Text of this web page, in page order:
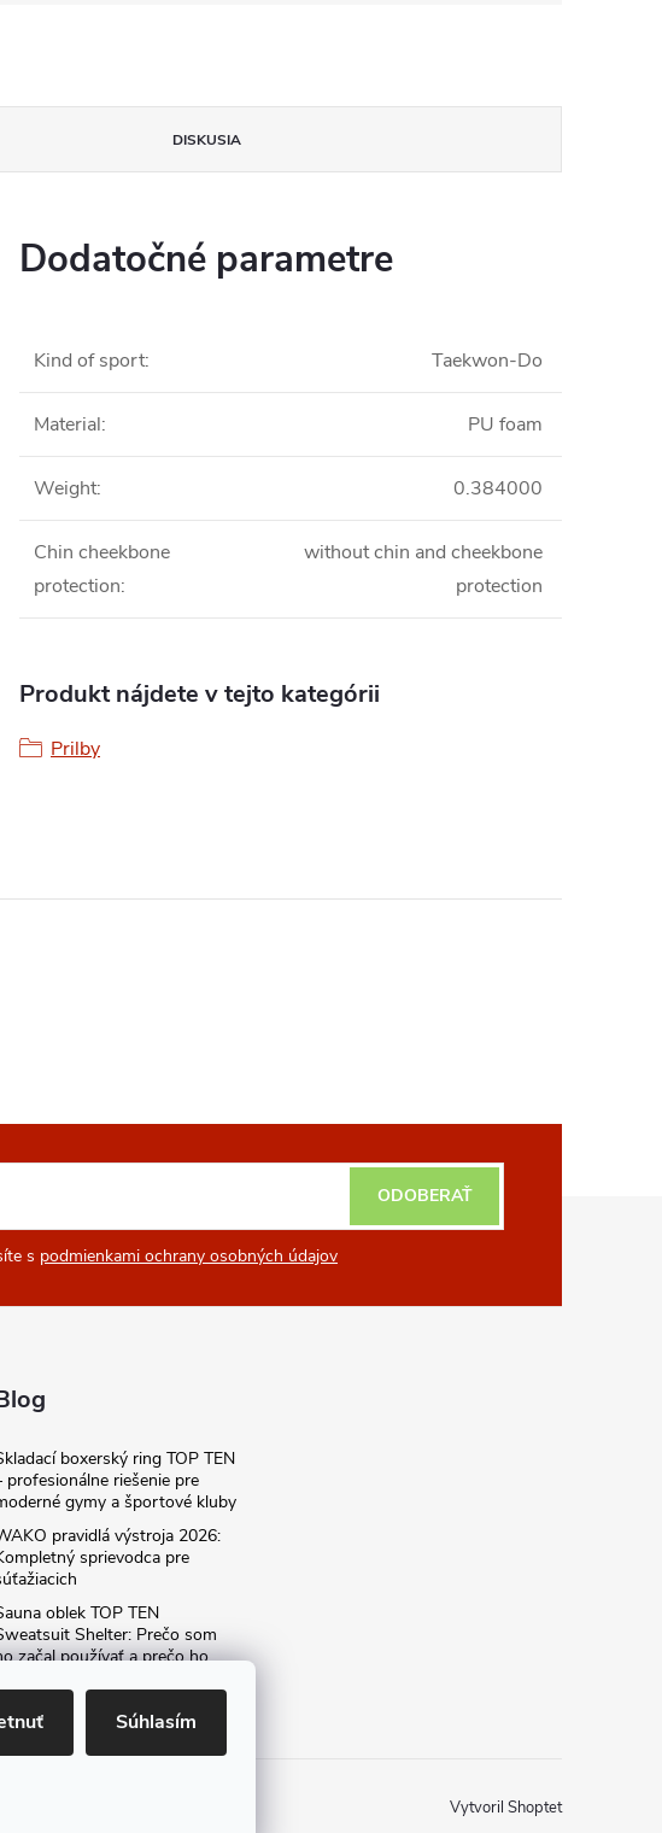
Súhlasím
DISKUSIA
Dodatočné parametre
Kind of sport: Taekwon-Do
Material: PU foam
Weight: 0.384000
Chin cheekbone
protection:
without chin and cheekbone
protection
Produkt nájdete v tejto kategórii
Prilby
s podmienkami ochrany osobných údajov
ODOBERAŤ
boxerský ring TOP TEN
profesionálne riešenie pre
gymy a športové kluby
pravidlá výstroja 2026:
sprievodca pre
oblek TOP TEN
Shelter: Prečo som
začal používať a prečo ho
Vytvoril Shoptet